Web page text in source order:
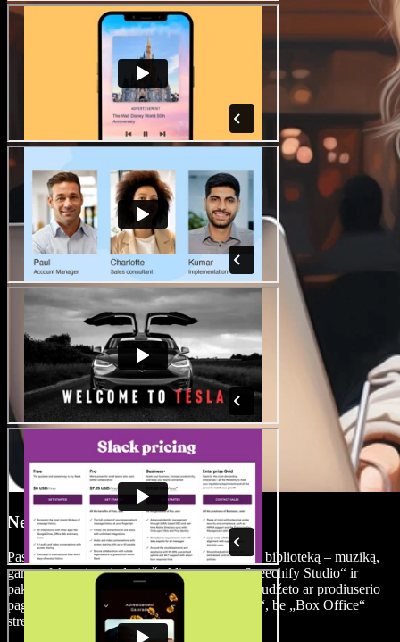
Nemokama medijos biblioteka
Pasiekite įvairialypę nemokamų medijos failų biblioteką – muziką,
garso efektus ir vaizdo įrašų klipus – per „Speechify Studio“ ir
pakelkite savo projekto vertę be milžiniško biudžeto ar prodiuserio
pagalbos. Sukurkite filmą, vertą „Box Office“, be „Box Office“
streso.